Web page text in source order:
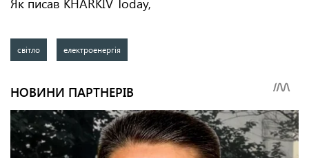
Як писав KHARKIV Today,
світло електроенергія